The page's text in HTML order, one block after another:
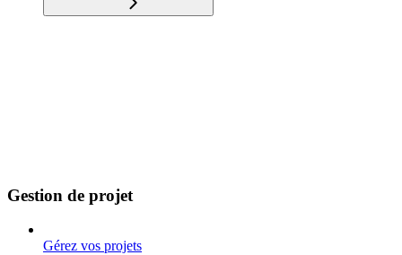
Gestion de projet
Gérez vos projets